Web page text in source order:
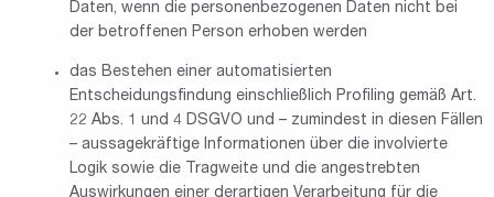
Daten, wenn die personenbezogenen Daten nicht bei
der betroffenen Person erhoben werden
das Bestehen einer automatisierten
Entscheidungsfindung einschließlich Profiling gemäß Art.
22 Abs. 1 und 4 DSGVO und – zumindest in diesen Fällen
– aussagekräftige Informationen über die involvierte
Logik sowie die Tragweite und die angestrebten
Auswirkungen einer derartigen Verarbeitung für die